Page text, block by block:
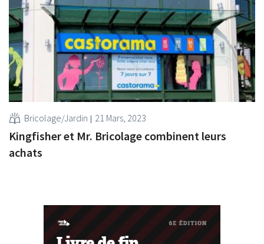
Bricolage/Jardin 21 Mars, 2023
Kingfisher et Mr. Bricolage combinent leurs
achats